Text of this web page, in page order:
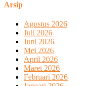
Arsip
Agustus 2026
Juli 2026
Juni 2026
Mei 2026
April 2026
Maret 2026
Februari 2026